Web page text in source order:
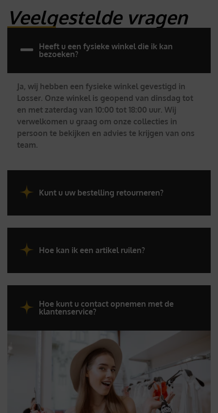
Veelgestelde vragen
Heeft u een fysieke winkel die ik kan
bezoeken?
Ja, wij hebben een fysieke winkel gevestigd in
Losser. Onze winkel is geopend van dinsdag tot
en met zaterdag van 10:00 tot 18:00 uur. Wij
verwelkomen u graag om onze collecties in
persoon te bekijken en advies te krijgen van ons
team.
Kunt u uw bestelling retourneren?
Hoe kan ik een artikel ruilen?
Hoe kunt u contact opnemen met de
klantenservice?